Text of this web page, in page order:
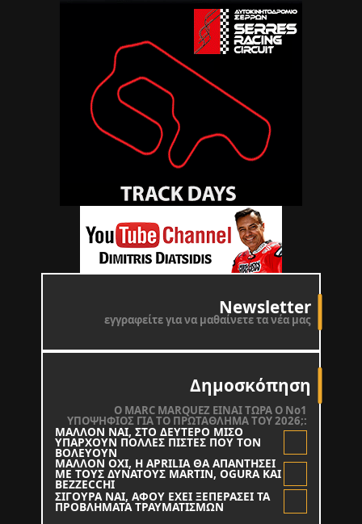
Newsletter
εγγραφείτε για να μαθαίνετε τα νέα μας
Δημοσκόπηση
O MARC MARQUEZ ΕΙΝΑΙ ΤΩΡΑ Ο Νο1
ΥΠΟΨΗΦΙΟΣ ΓΙΑ ΤΟ ΠΡΩΤΑΘΛΗΜΑ ΤΟΥ 2026;:
ΜΑΛΛΟΝ ΝΑΙ, ΣΤΟ ΔΕΥΤΕΡΟ ΜΙΣΟ
ΥΠΑΡΧΟΥΝ ΠΟΛΛΕΣ ΠΙΣΤΕΣ ΠΟΥ ΤΟΝ
ΒΟΛΕΥΟΥΝ
ΜΑΛΛΟΝ ΟΧΙ, Η APRILIA ΘΑ ΑΠΑΝΤΗΣΕΙ
ΜΕ ΤΟΥΣ ΔΥΝΑΤΟΥΣ MARTIN, OGURA KAI
BEZZECCHI
ΣΙΓΟΥΡΑ ΝΑΙ, ΑΦΟΥ ΕΧΕΙ ΞΕΠΕΡΑΣΕΙ ΤΑ
ΠΡΟΒΛΗΜΑΤΑ ΤΡΑΥΜΑΤΙΣΜΩΝ